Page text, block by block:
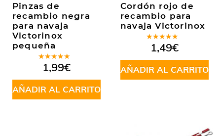
Pinzas de
recambio negra
para navaja
Victorinox
pequeña
Valorado
en5.00de
5
1,99€
AÑADIR AL CARRITO
Cordón rojo de
recambio para
navaja Victorinox
Valorado
en5.00de
5
1,49€
AÑADIR AL CARRITO